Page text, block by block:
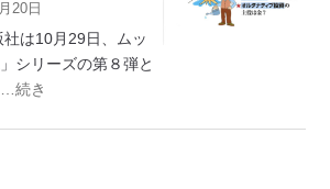
20日
は10月29日、ムッ
シリーズの第８弾と
…続き